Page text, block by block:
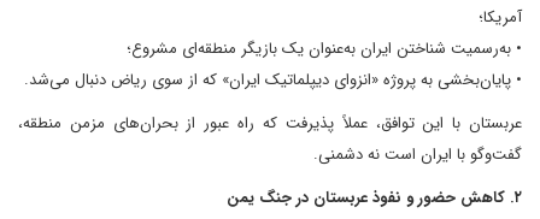
آمریکا؛
• به‌رسمیت شناختن ایران به‌عنوان یک بازیگر منطقه‌ای مشروع؛
• پایان‌بخشی به پروژه «انزوای دیپلماتیک ایران» که از سوی ریاض دنبال می‌شد.
عربستان با این توافق، عملاً پذیرفت که راه عبور از بحران‌های مزمن منطقه،
گفت‌وگو با ایران است نه دشمنی.
۲. کاهش حضور و نفوذ عربستان در جنگ یمن